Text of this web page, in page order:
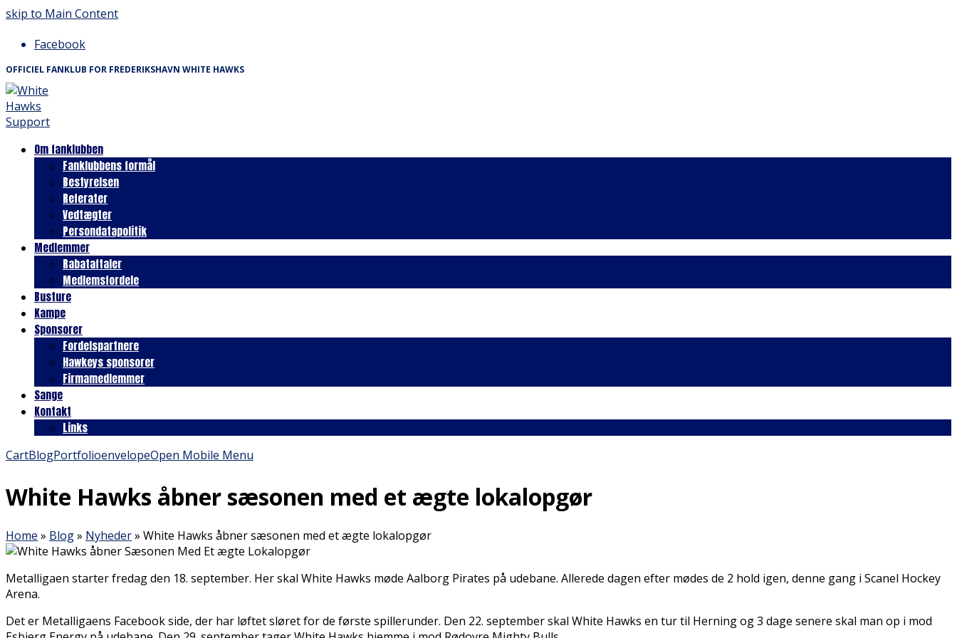
skip to Main Content
Facebook
OFFICIEL FANKLUB FOR FREDERIKSHAVN WHITE HAWKS
Om fanklubben
Fanklubbens formål
Bestyrelsen
Referater
Vedtægter
Persondatapolitik
Medlemmer
Rabataftaler
Medlemsfordele
Busture
Kampe
Sponsorer
Fordelspartnere
Hawkeys sponsorer
Firmamedlemmer
Sange
Kontakt
Links
CartBlogPortfolioenvelopeOpen Mobile Menu
White Hawks åbner sæsonen med et ægte lokalopgør
Home » Blog» Nyheder» White Hawks åbner sæsonen med et ægte lokalopgør
Metalligaen starter fredag den 18. september. Her skal White Hawks møde Aalborg Pirates på udebane. Allerede dagen efter mødes de 2 hold igen, denne gang i Scanel Hockey
Arena.
Det er Metalligaens Facebook side, der har løftet sløret for de første spillerunder. Den 22. september skal White Hawks en tur til Herning og 3 dage senere skal man op i mod